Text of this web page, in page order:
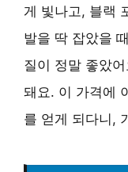
게 빛나고, 블랙
발을 딱 잡았을
질이 정말 좋았
돼요. 이 가격에
를 얻게 되다니,